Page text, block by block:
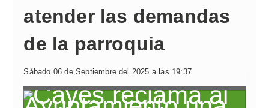
atender las demandas
de la parroquia
Sábado 06 de Septiembre del 2025 a las 19:37